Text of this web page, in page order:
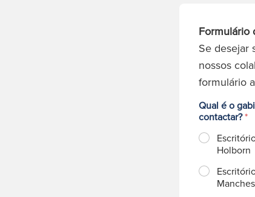
Formulário
Se desejar
nossos
formulário
Qual é o
contactar?*
Holborn